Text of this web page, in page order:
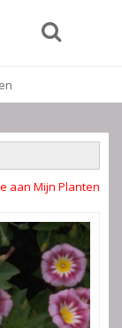
aan Mijn Planten